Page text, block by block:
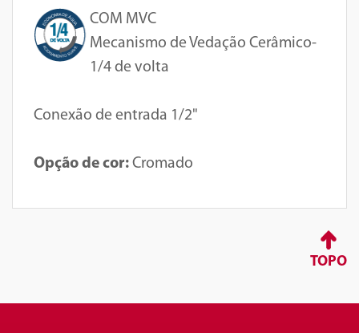
COM MVC
Mecanismo de Vedação Cerâmico-
1/4 de volta
Conexão de entrada 1/2"
Opção de cor: Cromado
TOPO